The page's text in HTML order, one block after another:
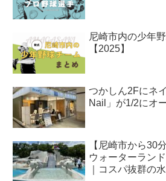
尼崎市内の少年
【2025】
つかしん2Fにネ
Nail」が1/2にオ
【尼崎市から30
ウォーターラン
｜コスパ抜群の